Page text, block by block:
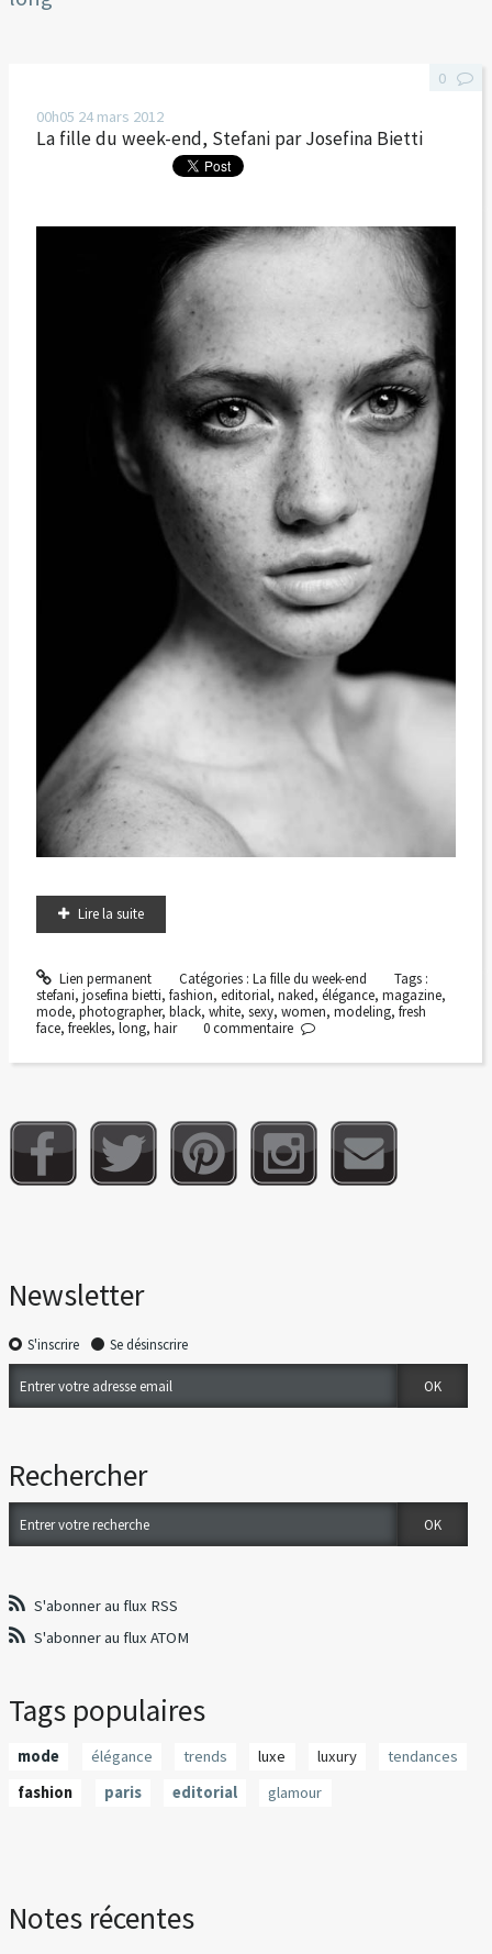
00h05 24 mars 2012
La fille du week-end, Stefani par Josefina Bietti
Lire la suite
Lien permanent Catégories : La fille du week-end
Tags :
stefani, josefina bietti, fashion, editorial, naked, élégance, magazine,
mode, photographer, black, white, sexy, women, modeling, fresh
face, freekles, long, hair
0
0commentaire
Newsletter
S'inscrire Se désinscrire
Rechercher
S'abonner au flux RSS
S'abonner au flux ATOM
Tags populaires
mode élégance trends luxe luxury
tendances
fashion
paris editorial glamour
Notes récentes